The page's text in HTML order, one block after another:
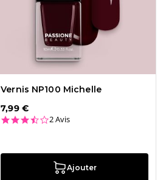
Vernis NP100 Michelle
7,99 €
3.5 star rating
2 Avis
Ajouter